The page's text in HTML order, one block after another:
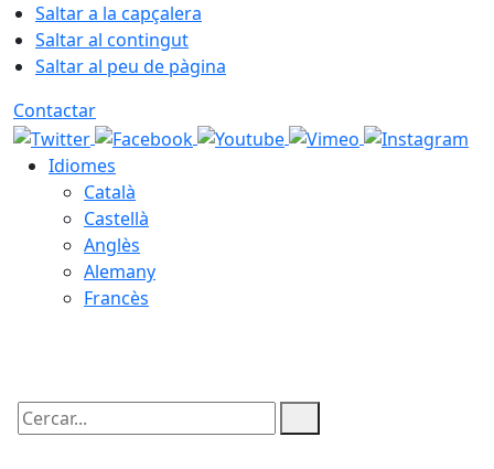
Saltar a la capçalera
Saltar al contingut
Saltar al peu de pàgina
Contactar
Idiomes
Català
Castellà
Anglès
Alemany
Francès
Cercar: